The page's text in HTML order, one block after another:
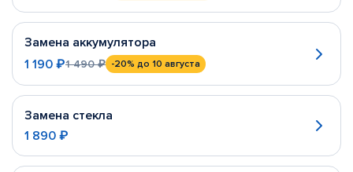
Замена аккумулятора
1 190 ₽1 490 ₽ -20% до 10 августа
Замена стекла
1 890 ₽